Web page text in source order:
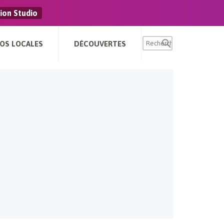
Studio
LOCALES DÉCOUVERTES